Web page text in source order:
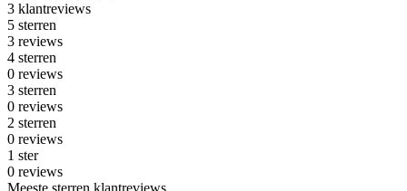
3 klantreviews
5 sterren
3 reviews
4 sterren
0 reviews
3 sterren
0 reviews
2 sterren
0 reviews
1 ster
0 reviews